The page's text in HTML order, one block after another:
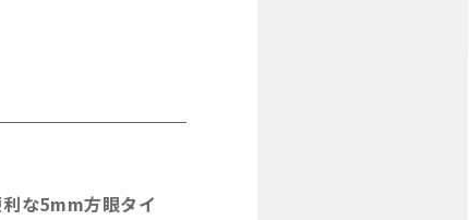
な5mm方眼タイ